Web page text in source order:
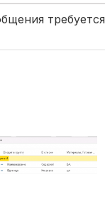
требуется